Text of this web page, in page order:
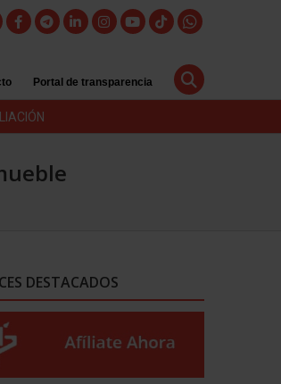
Portal de transparencia
DESTACADOS